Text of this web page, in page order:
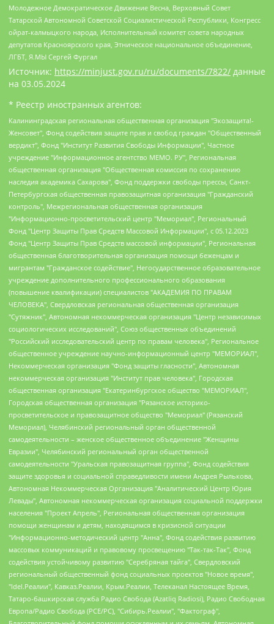
Молодежное Демократическое Движение Весна, Верховный Совет
Татарской Автономной Советской Социалистической Республики, Конгресс
ойрат-калмыцкого народа, Исполнительный комитет совета народных
депутатов Красноярского края, Этническое национальное объединение,
ЛГБТ, Я.МЫ Сергей Фургал
Источник: https://minjust.gov.ru/ru/documents/7822/ данные
на 03.05.2024
* Реестр иностранных агентов:
Калининградская региональная общественная организация "Экозащита!-Женсовет", Фонд содействия защите прав и свобод граждан "Общественный вердикт", Фонд "Институт Развития Свободы Информации", Частное учреждение "Информационное агентство МЕМО. РУ", Региональная общественная организация "Общественная комиссия по сохранению наследия академика Сахарова", Фонд поддержки свободы прессы, Санкт-Петербургская общественная правозащитная организация "Гражданский контроль", Межрегиональная общественная организация "Информационно-просветительский центр "Мемориал", Региональный Фонд "Центр Защиты Прав Средств Массовой Информации", с 05.12.2023 Фонд "Центр Защиты Прав Средств массовой информации", Региональная общественная благотворительная организация помощи беженцам и мигрантам "Гражданское содействие", Негосударственное образовательное учреждение дополнительного профессионального образования (повышение квалификации) специалистов "АКАДЕМИЯ ПО ПРАВАМ ЧЕЛОВЕКА", Свердловская региональная общественная организация "Сутяжник", Автономная некоммерческая организация "Центр независимых социологических исследований", Союз общественных объединений "Российский исследовательский центр по правам человека", Региональное общественное учреждение научно-информационный центр "МЕМОРИАЛ", Некоммерческая организация "Фонд защиты гласности", Автономная некоммерческая организация "Институт прав человека", Городская общественная организация "Екатеринбургское общество "МЕМОРИАЛ", Городская общественная организация "Рязанское историко-просветительское и правозащитное общество "Мемориал" (Рязанский Мемориал), Челябинский региональный орган общественной самодеятельности – женское общественное объединение "Женщины Евразии", Челябинский региональный орган общественной самодеятельности "Уральская правозащитная группа", Фонд содействия защите здоровья и социальной справедливости имени Андрея Рылькова, Автономная Некоммерческая Организация "Аналитический Центр Юрия Левады", Автономная некоммерческая организация социальной поддержки населения "Проект Апрель", Региональная общественная организация помощи женщинам и детям, находящимся в кризисной ситуации "Информационно-методический центр "Анна", Фонд содействия развитию массовых коммуникаций и правовому просвещению "Так-так-Так", Фонд содействия устойчивому развитию "Серебряная тайга", Свердловский региональный общественный фонд социальных проектов "Новое время", "Idel.Реалии", Кавказ.Реалии, Крым.Реалии, Телеканал Настоящее Время, Татаро-башкирская служба Радио Свобода (Azatliq Radiosi), Радио Свободная Европа/Радио Свобода (PCE/PC), "Сибирь.Реалии", "Фактограф", Благотворительный фонд помощи осужденным и их семьям, Автономная некоммерческая организация "Институт глобализации и социальных движений", Фонд "В защиту прав заключенных", Частное учреждение "Центр поддержки и содействия развитию средств массовой информации", Пензенский региональный общественный благотворительный фонд "Гражданский союз", "Север.Реалии", Некоммерческая организация Фонд "Правовая инициатива", Общество с ограниченной ответственностью "Радио Свободная Европа/Радио Свобода", Чешское информационное агентство "MEDIUM-ORIENT", Красноярская региональная общественная организация "Мы против СПИДа", Камалягин Денис Николаевич, Маркелов Сергей Евгеньевич, Пономарев Лев Александрович, Савицкая Людмила Алексеевна, Автономная некоммерческая организация "Центр по работе с проблемой насилия "НАСИЛИЮ.НЕТ", Межрегиональный профессиональный союз работников здравоохранения "Альянс врачей", Юридическое лицо, зарегистрированное в Латвийской Республике, SIA "Medusa Project" (регистрационный номер 40103797863, дата регистрации 10.06.2014), Некоммерческая организация "Фонд по борьбе с коррупцией", Автономная некоммерческая организация "Институт права и публичной политики", Баданин Роман Сергеевич, Гликин Максим Александрович, Железнова Мария Михайловна, Лукьянова Юлия Сергеевна, Маетная Елизавета Витальевна, Маняхин Петр Борисович, Чуракова Ольга Владимировна, Ярош Юлия Петровна, Юридическое лицо "The Insider SIA", зарегистрированное в Риге, Латвийская Республика (дата регистрации 26.06.2015), являющееся администратором доменного имени интернет-издания "The Insider SIA", https://theins.ru, Постернак Алексей Евгеньевич, Рубин Михаил Аркадьевич, Анин Роман Александрович, Юридическое лицо Istories fonds, зарегистрированное в Латвийской Республике (регистрационный номер 50008295751, дата регистрации 24.02.2020), Великовский Дмитрий Александрович, Долинина Ирина Николаевна, Мароховская Алеся Алексеевна, Шлейнов Роман Юрьевич, Шмагун Олеся Валентиновна, Общество с ограниченной ответственностью "Альтаир 2021", Общество с ограниченной ответственностью "Вега 2021", Общество с ограниченной ответственностью "Главный редактор 2021", Общество с ограниченной ответственностью "Ромашки монолит", Важенков Артем Валерьевич, Ивановская областная общественная организация "Центр гендерных исследований", Гурман Юрий Альбертович, Медиапроект "ОВД-Инфо", Егоров Владимир Владимирович, Жилинский Владимир Александрович, Общество с ограниченной ответственностью "ЗП", Иванова София Юрьевна, Карезина Инна Павловна, Кильтау Екатерина Викторовна, Петров Алексей Викторович, Пискунов Сергей Евгеньевич, Смирнов Сергей Сергеевич, Тихонов Михаил Сергеевич, Общество с ограниченной ответственностью "ЖУРНАЛИСТ-ИНОСТРАННЫЙ АГЕНТ", Арапова Галина Юрьевна, Вольтская Татьяна Анатольевна, Американская компания "Mason G.E.S. Anonymous Foundation" (США), являющаяся владельцем интернет-издания https://mnews.world/, Компания "Stichting Bellingcat", зарегистрированная в Нидерландах (дата регистрации 11.07.2018), Захаров Андрей Вячеславович, Клепиковская Екатерина Дмитриевна, Общество с ограниченной ответственностью "МЕМО", Перл Роман Александрович, Симонов Евгений Алексеевич, Соловьева Елена Анатольевна, Сотников Даниил Владимирович, Сурначева Елизавета Дмитриевна, Автономная некоммерческая организация по защите прав человека и информированию населения "Якутия – Наше Мнение", Общество с ограниченной ответственностью "Москоу диджитал медиа", с 26.01.2023 Общество с ограниченной ответственностью "Чайка Белые сады", Ветошкина Валерия Валерьевна, Заговора Максим Александрович, Межрегиональное общественное движение "Российская ЛГБТ - сеть", Оленичев Максим Владимирович, Павлов Иван Юрьевич, Скворцова Елена Сергеевна, Общество с ограниченной ответственностью "Как бы инагент", Кочетков Игорь Викторович, Общество с ограниченной ответственностью "Честные выборы", Еланчик Олег Александрович, Общество с ограниченной ответственностью "Нобелевский призыв", Гималова Регина Эмилевна, Григорьев Андрей Валерьевич, Григорьева Алина Александровна, Ассоциация по содействию защите прав призывников, альтернативнослужащих и военнослужащих "Правозащитная группа "Гражданин.Армия.Право", Хисамова Регина Фаритовна, Автономная некоммерческая организация по реализации социально-правовых программ "Лилит", Дальневосточное общественное движение "Маяк", Санкт-Петербургская ЛГБТ-инициативная группа "Выход", Инициативная группа ЛГБТ+ "Реверс", Алексеев Андрей Викторович, Бекбулатова Таисия Львовна, Беляев Иван Михайлович, Владыкина Елена Сергеевна, Гельман Марат Александрович, Никульшина Вероника Юрьевна, Толоконникова Надежда Андреевна, Шендерович Виктор Анатольевич, Общество с ограниченной ответственностью "Данное сообщение", Общество с ограниченной ответственностью Издательский дом "Новая глава", Айнбиндер Александра Александровна, Московский комьюнити-центр для ЛГБТ+инициатив, Благотворительный фонд развития филантропии, Deutsche Welle (Германия, Kurt-Schumacher-Strasse 3, 53113 Bonn), Борзунова Мария Михайловна, Воробьев Виктор Викторович, Голубева Анна Львовна, Константинова Алла Михайловна, Малкова Ирина Владимировна, Мурадов Мурад Абдулгалимович, Осетинская Елизавета Николаевна, Понасенков Евгений Николаевич, Ганапольский Матвей Юрьевич, Киселев Евгений Алексеевич, Борухович Ирина Григорьевна, Дремин Иван Тимофеевич, Дубровский Дмитрий Викторович, Красноярская региональная общественная организация поддержки и развития альтернативных образовательных технологий и межкультурных коммуникаций "ИНТЕРРА", Маяковская Екатерина Алексеевна, Фейгин Марк Захарович, Филимонов Андрей Викторович, Дзугкоева Регина Николаевна, Доброхотов Роман Александрович, Дудь Юрий Александрович, Елкин Сергей Владимирович, Кругликов Кирилл Игоревич, Сабунаева Мария Леонидовна, Семенов Алексей Владимирович, Шаинян Карен Багратович, Шульман Екатерина Михайловна, Асафьев Артур Валерьевич, Вахштайн Виктор Семенович, Венедиктов Алексей Алексеевич, Лушникова Екатерина Евгеньевна, Волков Леонид Михайлович, Невзоров Александр Глебович, Пархоменко Сергей Борисович, Сироткин Ярослав Николаевич, Кара-Мурза Владимир Владимирович, Баранова Наталья Владимировна, Гозман Леонид Яковлевич, Кагарлицкий Борис Юльевич, Климарев Михаил Валерьевич, Милов Владимир Станиславович, Автономная некоммерческая организация Краснодарский центр современного искусства "Типография", Моргенштерн Алишер Тагирович, Соболь Любовь Эдуардовна, Общество с ограниченной ответственностью "ЛИЗА НОРМ", Каспаров Гарри Кимович, Ходорковский Михаил Борисович, Общество с ограниченной ответственностью "Апрельские тезисы", Данилович Ирина Брониславовна, Кашин Олег Владимирович, Петров Николай Владимирович, Пивоваров Алексей Владимирович, Соколов Михаил Владимирович, Цветкова Юлия Владимировна, Чичваркин Евгений Александрович, Комитет против пыток/Команда против пыток, Общество с ограниченной ответственностью "Первый научный", Общество с ограниченной ответственностью "Вертолет и ко", Белоцерковская Вероника Борисовна, Кац Максим Евгеньевич, Лазарева Татьяна Юрьевна, Шаведдинов Руслан Табризович, Яшин Илья Валерьевич, Общество с ограниченной ответственностью "Иноагент ААВ", Алешковский Дмитрий Петрович, Альбац Евгения Марковна, Быков Дмитрий Львович, Галямина Юлия Евгеньевна, Лойко Сергей Леонидович, Мартынов Кирилл Константинович, Медведев Сергей Александрович, Крашенинников Федор Геннадиевич, Гордеева Катерина Вл